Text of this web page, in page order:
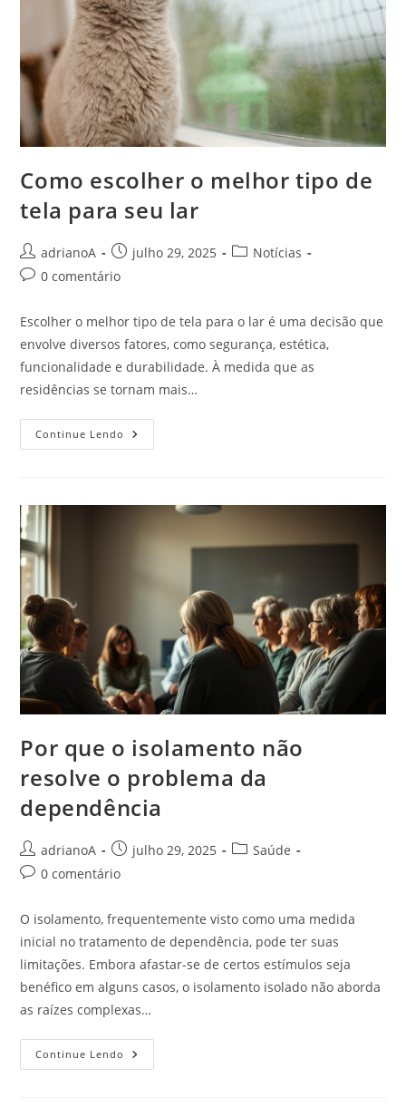
Como escolher o melhor tipo de
tela para seu lar
Autor
do
adrianoA
Post
publicado:
julho 29, 2025
Categoria
Notícias
Comentários
post:
0 comentário
Escolher o melhor tipo de tela para o lar é uma decisão que
envolve diversos fatores, como segurança, estética,
funcionalidade e durabilidade. À medida que as
residências se tornam mais…
Continue Lendo Como
Escolher
Tela
Por que o isolamento não
resolve o problema da
dependência
Autor
do
adrianoA
Post
publicado:
julho 29, 2025
Categoria
Saúde
Comentários
post:
0 comentário
O isolamento, frequentemente visto como uma medida
inicial no tratamento de dependência, pode ter suas
limitações. Embora afastar-se de certos estímulos seja
benéfico em alguns casos, o isolamento isolado não aborda
as raízes complexas…
Continue Lendo Por
Que